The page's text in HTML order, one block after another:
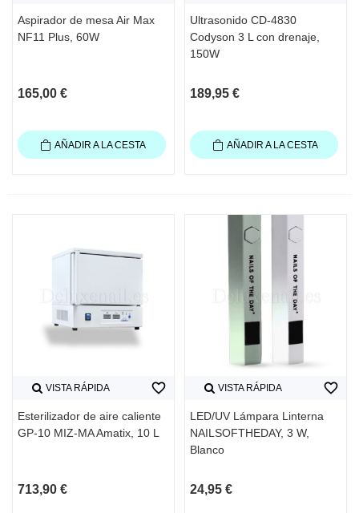
Aspirador de mesa Air Max
NF11 Plus, 60W
165,00 €
AÑADIR A LA CESTA
Ultrasonido CD-4830
Codyson 3 L con drenaje,
150W
189,95 €
AÑADIR A LA CESTA
VISTA RÁPIDA
Esterilizador de aire caliente
GP-10 MIZ-MA Amatix, 10 L
713,90 €
favorite_border VISTA RÁPIDA
LED/UV Lámpara Linterna
NAILSOFTHEDAY, 3 W,
Blanco
24,95 €
favorite_border